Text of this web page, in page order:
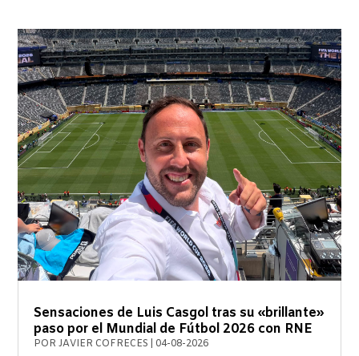
Sensaciones de Luis Casgol tras su «brillante»
paso por el Mundial de Fútbol 2026 con RNE
PORJAVIER COFRECES 04-08-2026